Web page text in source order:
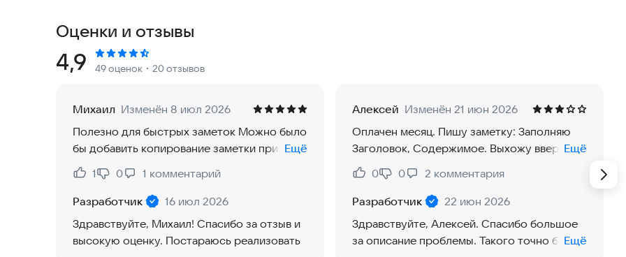
- преобразование текста заметки в речь
- прикрепление к заметкам изображений, аудиозаписей, напоминаний
- синхронизация и создание резервной копии заметок
- установка пароля на открытие блокнота и отдельные папки
Оценки и отзывы
Рейтинг:
4,9 49 оценок ・20 отзывов
Михаил Изменён 8 июл 2026
Полезно для быстрых заметок Можно было
бы добавить копирование заметки при
долгом нажатии из выпадающего меню
Ещё
Нравится:
1
Не нравится:
0 1 комментарий
Разработчик
16 июл 2026
Здравствуйте, Михаил! Спасибо за отзыв и
высокую оценку. Постараюсь реализовать
Алексей Изменён 21 июн 2026
Оплачен месяц. Пишу заметку: Заполняю
Заголовок, Содержимое. Выхожу вверх
уровня: ЗАМЕТКА ИСЧЕЗАЕТ! Это что за
ЛАГ! Уже задолбался по несколько раз
заполнять. Это хорошо переношу из
разговора записи!? Пипец...
Ещё
Нравится:
0
Не нравится:
0 2 комментария
Разработчик
22 июн 2026
Здравствуйте, Алексей. Спасибо большое
за описание проблемы. Такого точно быть
Ещё